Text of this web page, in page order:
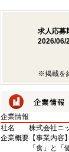
求人応募
2026/06/
※掲載を
企業情報
社名
株式会社ニ
企業概要 【事業内容】
「食」と「